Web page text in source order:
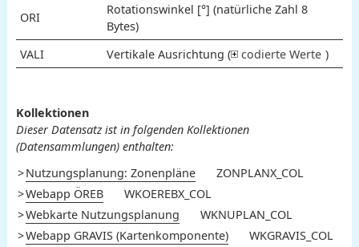
Wert
Bedeutung
1 Left
2 Center
3 Right
ORI
Rotationswinkel [°] (natürliche Zahl 8
Bytes)
VALI
Vertikale Ausrichtung ( codierte Werte )
Kollektionen
Dieser Datensatz ist in folgenden Kollektionen
(Datensammlungen) enthalten:
Nutzungsplanung: Zonenpläne
ZONPLANX_COL
Webapp ÖREB
WKOEREBX_COL
Webkarte Nutzungsplanung
WKNUPLAN_COL
Webapp GRAVIS (Kartenkomponente)
WKGRAVIS_COL